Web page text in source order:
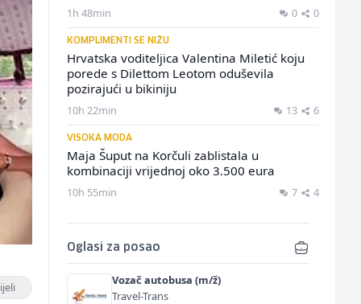
1h 48min 0 0
KOMPLIMENTI SE NIŽU
Hrvatska voditeljica Valentina Miletić koju
porede s Dilettom Leotom oduševila
pozirajući u bikiniju
10h 22min 13 6
VISOKA MODA
Maja Šuput na Korčuli zablistala u
kombinaciji vrijednoj oko 3.500 eura
10h 55min 7 4
Oglasi za posao
Vozač autobusa (m/ž)
Travel-Trans